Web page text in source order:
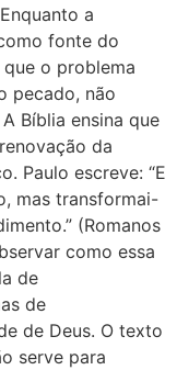
a
fonte do
o problema
pecado, não
Bíblia ensina que
da
Paulo escreve: “E
mas transformai-
(Romanos
como essa
de
de
de Deus. O texto
serve para